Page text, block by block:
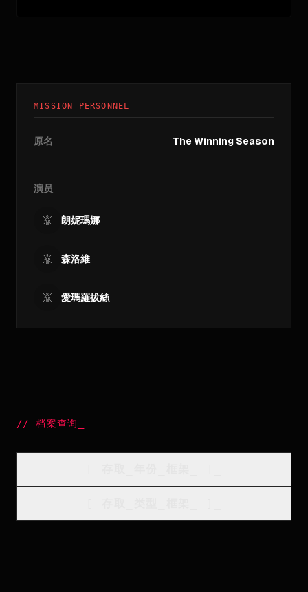
MISSION PERSONNEL
原名 The Winning Season
演员
朗妮瑪娜
森洛維
愛瑪羅拔絲
//档案查询